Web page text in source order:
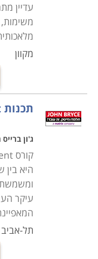
עדיין
מקוון
תכנות Java Full Stack Development
ג'ון
היא בין
ומשמשת
עיקר
תל-אביב